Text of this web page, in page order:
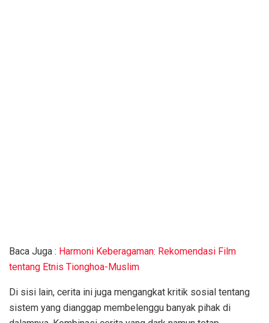
Baca Juga : Harmoni Keberagaman: Rekomendasi Film
tentang Etnis Tionghoa-Muslim
Di sisi lain, cerita ini juga mengangkat kritik sosial tentang
sistem yang dianggap membelenggu banyak pihak di